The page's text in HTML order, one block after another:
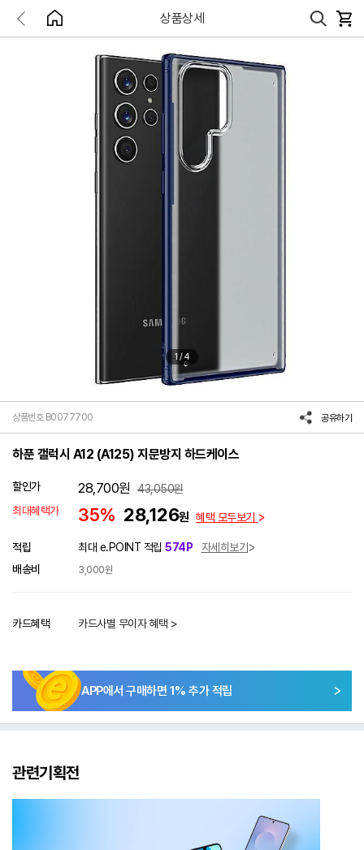
상품상세
1 /4
상품번호 B0077700 공유하기
하푼 갤럭시 A12 (A125) 지문방지 하드케이스
할인가 28,700원 43,050원
최대혜택가
35% 28,126원 혜택 모두보기
적립 최대 e.POINT 적립 574P
자세히보기
배송비
3,000원
카드혜택 카드사별 무이자 혜택 >
APP에서 구매하면 1% 추가 적립
관련기획전